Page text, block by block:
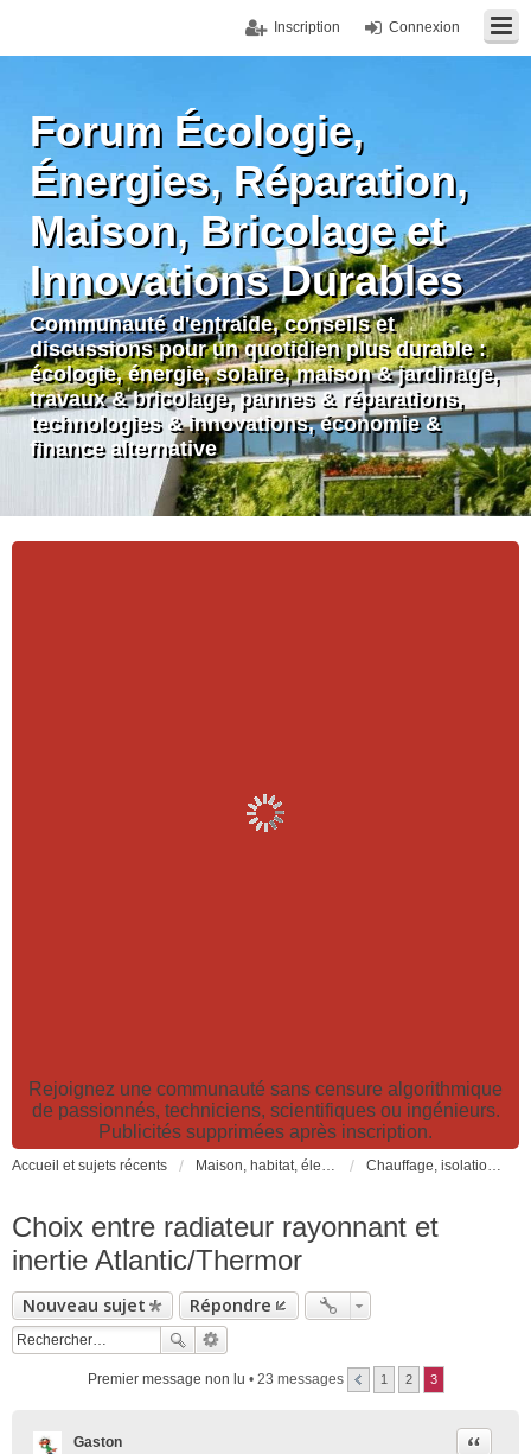
Connexion
Inscription
Forum Écologie,
Énergies, Réparation,
Maison, Bricolage et
Innovations Durables
Communauté d'entraide, conseils et
discussions pour un quotidien plus durable :
écologie, énergie, solaire, maison & jardinage,
travaux & bricolage, pannes & réparations,
technologies & innovations, économie &
finance alternative
Rejoignez une communauté sans censure algorithmique
de passionnés, techniciens, scientifiques ou ingénieurs.
Publicités supprimées après inscription.
Accueil et sujets récents Maison, habitat, électricité et jardin. Travaux et bricolage. Chauffage, isolation, ventilation, VMC, refroidissement...
Choix entre radiateur rayonnant et
inertie Atlantic/Thermor
Nouveau sujet Répondre
Premier message non lu • 23 messages 1 2 3
Gaston
Citer